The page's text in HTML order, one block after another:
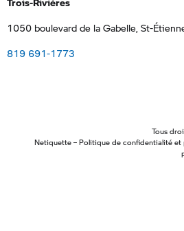
1050 boulevard de la Gabelle, St-
819 691-1773
Tous
Netiquette – Politique de confidentialité et